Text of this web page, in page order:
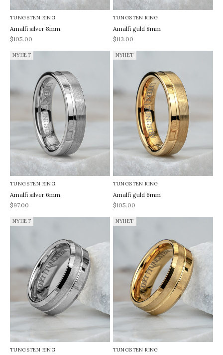
TUNGSTEN RING
Amalfi silver 8mm
REA-pris
$105.00
TUNGSTEN RING
Amalfi guld 8mm
REA-pris
$113.00
NYHET
TUNGSTEN RING
Amalfi silver 6mm
REA-pris
$97.00
NYHET
TUNGSTEN RING
Amalfi guld 6mm
REA-pris
$105.00
NYHET
TUNGSTEN RING
NYHET
TUNGSTEN RING